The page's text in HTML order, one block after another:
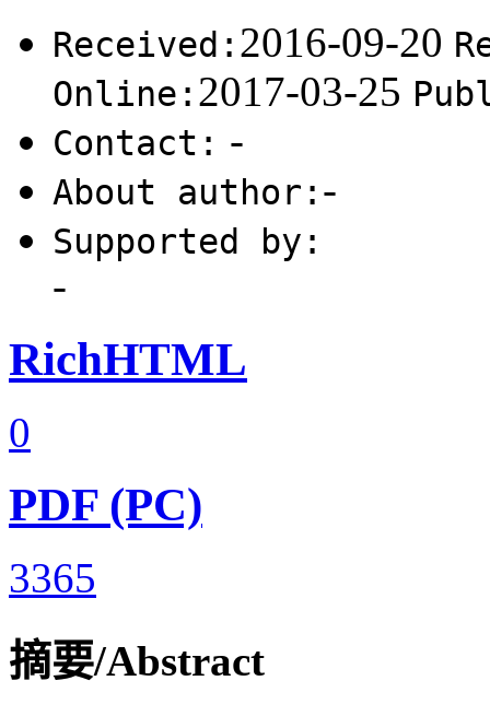
Received: 2016-09-20
Online: 2017-03-25
Contact: -
About author: -
Supported by:
-
RichHTML
0
PDF (PC)
3365
摘要/Abstract